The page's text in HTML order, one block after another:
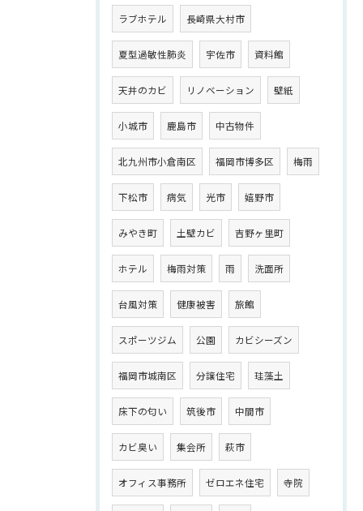
ラブホテル 長崎県大村市
夏型過敏性肺炎 宇佐市 資料館
天井のカビ リノベーション 壁紙
小城市 鹿島市 中古物件
北九州市小倉南区 福岡市博多区 梅雨
下松市 病気 光市 嬉野市
みやき町 土壁カビ 吉野ヶ里町
ホテル 梅雨対策 雨 洗面所
台風対策 健康被害 旅館
スポーツジム 公園 カビシーズン
福岡市城南区 分譲住宅 珪藻土
床下の匂い 筑後市 中間市
カビ臭い 集会所 萩市
オフィス事務所 ゼロエネ住宅 寺院